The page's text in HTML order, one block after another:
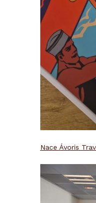
Nace Ávoris